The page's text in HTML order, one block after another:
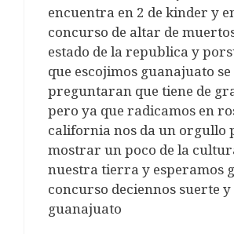
encuentra en 2 de kinder y
concurso de altar de
estado de la republica y
que escojimos guanajuato se
preguntaran que tiene de
pero ya que radicamos en
california nos da un orgullo
mostrar un poco de la
nuestra tierra y esperamos
concurso deciennos suerte
guanajuato